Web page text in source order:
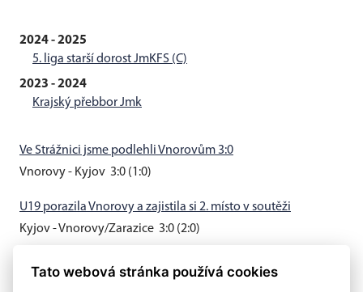
2024 - 2025
5. liga starší dorost JmKFS (C)
2023 - 2024
Krajský přebbor Jmk
Ve Strážnici jsme podlehli Vnorovům 3:0
Vnorovy - Kyjov 3:0 (1:0)
U19 porazila Vnorovy a zajistila si 2. místo v soutěži
Kyjov - Vnorovy/Zarazice 3:0 (2:0)
Muži B vyhráli v Hovoranech 3:0
Tato webová stránka používá cookies